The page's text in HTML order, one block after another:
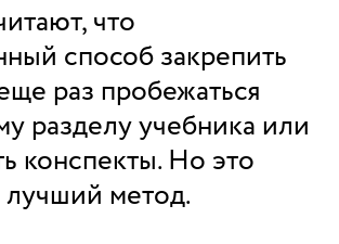
что
способ закрепить
раз пробежаться
разделу учебника или
конспекты. Но это
метод.